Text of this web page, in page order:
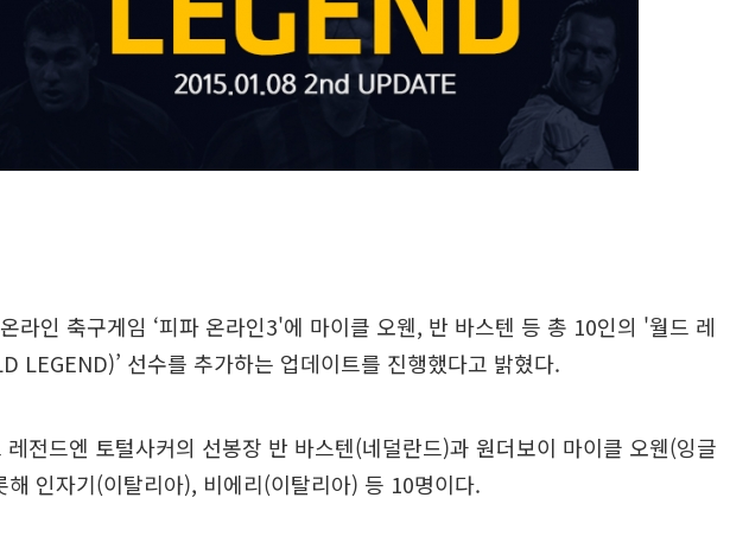
라인 축구게임 ‘피파 온라인3'에 마이클 오웬, 반 바스텐 등 총 10인의 '월드 레
LEGEND)’ 선수를 추가하는 업데이트를 진행했다고 밝혔다.
레전드엔 토털사커의 선봉장 반 바스텐(네덜란드)과 원더보이 마이클 오웬(잉글
해 인자기(이탈리아), 비에리(이탈리아) 등 10명이다.